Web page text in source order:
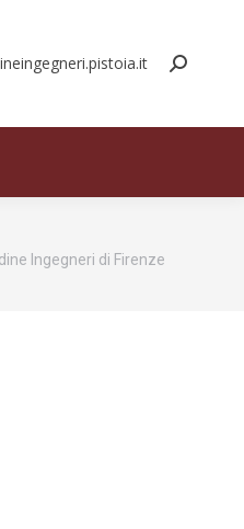
Ingegneri di Firenze